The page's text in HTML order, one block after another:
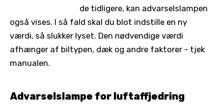
de tidligere, kan advarselslampen
også vises. I så fald skal du blot indstille en ny
værdi, så slukker lyset. Den nødvendige værdi
afhænger af biltypen, dæk og andre faktorer - tjek
manualen.
Advarselslampe for luftaffjedring